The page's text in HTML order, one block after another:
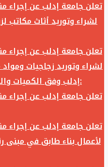
تعلن جامعة إدلب عن إجراء
لشراء وتوريد أثاث مكاتب
تعلن جامعة إدلب عن إجراء
لشراء وتوريد زجاجيات
إدلب وفق الكميات والمواصفات المحددة أدناه:
تعلن جامعة إدلب عن إجراء
تعلن جامعة إدلب عن إجراء
لأعمال بناء طابق في مبنى